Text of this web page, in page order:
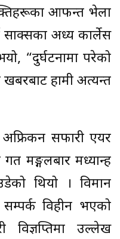
आफन्त भेला
अध्यक्ष कार्लेस
“दुर्घटनामा परेको
खबरबाट हामी अत्यन्त
अफ्रिकन सफारी एयर
मङ्गलबार मध्यान्ह
थियो । विमान
विहीन भएको
विज्ञप्तिमा उल्लेख